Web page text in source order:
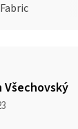
Fabric
Všechovský